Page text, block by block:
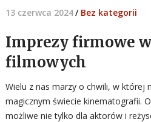
13 czerwca 2024/ Bez kategorii
Imprezy firmowe
filmowych
Wielu z nas marzy o chwili, w której
magicznym świecie kinematografii.
możliwe nie tylko dla aktorów i